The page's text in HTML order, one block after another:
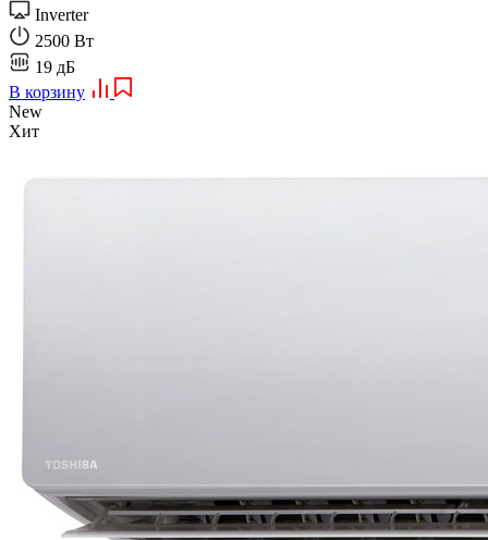
Inverter
2500 Вт
19 дБ
В корзину
New
Хит